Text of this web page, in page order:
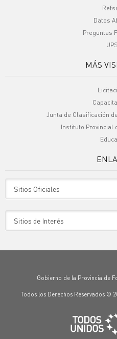
Datos
Preguntas
MÁS
Junta de Clasificación
Instituto Provincial
Gobierno de la Provincia de
Todos los Derechos Reservados ©